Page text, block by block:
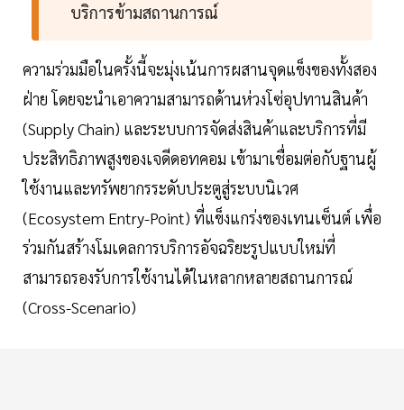
บริการข้ามสถานการณ์
ความร่วมมือในครั้งนี้จะมุ่งเน้นการผสานจุดแข็งของทั้งสอง
ฝ่าย โดยจะนำเอาความสามารถด้านห่วงโซ่อุปทานสินค้า
(Supply Chain) และระบบการจัดส่งสินค้าและบริการที่มี
ประสิทธิภาพสูงของเจดีดอทคอม เข้ามาเชื่อมต่อกับฐานผู้
ใช้งานและทรัพยากรระดับประตูสู่ระบบนิเวศ
(Ecosystem Entry-Point) ที่แข็งแกร่งของเทนเซ็นต์ เพื่อ
ร่วมกันสร้างโมเดลการบริการอัจฉริยะรูปแบบใหม่ที่
สามารถรองรับการใช้งานได้ในหลากหลายสถานการณ์
(Cross-Scenario)